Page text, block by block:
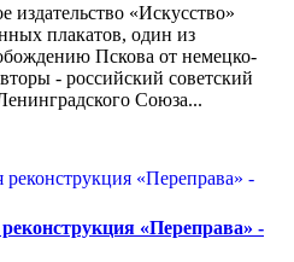
издательство «Искусство»
плакатов, один из
Пскова от немецко-
- российский советский
Союза...
«Переправа» -